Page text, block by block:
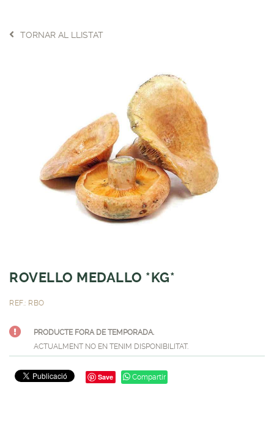
TORNAR AL LLISTAT
ROVELLO MEDALLO *KG*
REF.: RBO
PRODUCTE FORA DE TEMPORADA.
ACTUALMENT NO EN TENIM DISPONIBILITAT.
Save Compartir